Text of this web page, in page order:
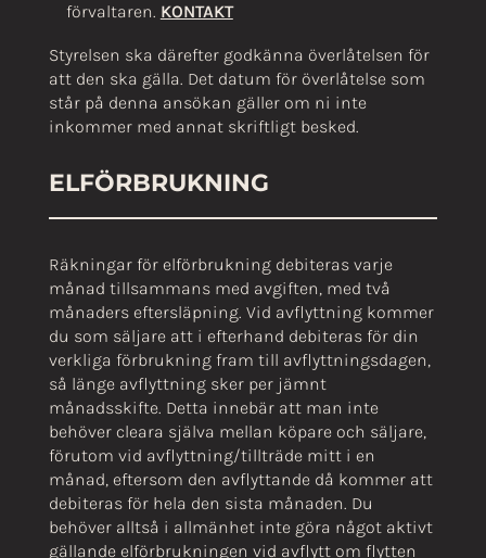
förvaltaren. KONTAKT
Styrelsen ska därefter godkänna överlåtelsen för
att den ska gälla. Det datum för överlåtelse som
står på denna ansökan gäller om ni inte
inkommer med annat skriftligt besked.
ELFÖRBRUKNING
Räkningar för elförbrukning debiteras varje
månad tillsammans med avgiften, med två
månaders eftersläpning. Vid avflyttning kommer
du som säljare att i efterhand debiteras för din
verkliga förbrukning fram till avflyttningsdagen,
så länge avflyttning sker per jämnt
månadsskifte. Detta innebär att man inte
behöver cleara själva mellan köpare och säljare,
förutom vid avflyttning/tillträde mitt i en
månad, eftersom den avflyttande då kommer att
debiteras för hela den sista månaden. Du
behöver alltså i allmänhet inte göra något aktivt
gällande elförbrukningen vid avflytt om flytten